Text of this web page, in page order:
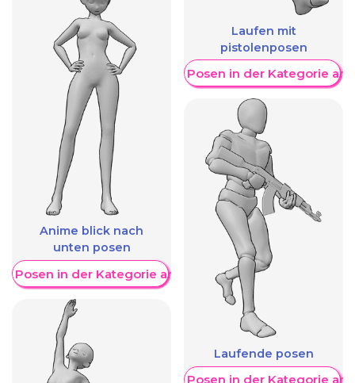
Anime blick nach
unten posen
Posen in der Kategorie anzeigen
Laufen mit
pistolenposen
Weitere Posen in der Kategorie
Laufende posen
Weitere Posen in der Kategorie